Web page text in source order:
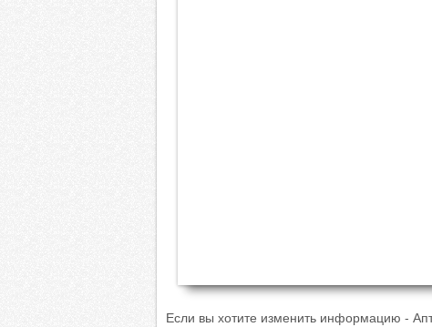
Если вы хотите изменить информацию -